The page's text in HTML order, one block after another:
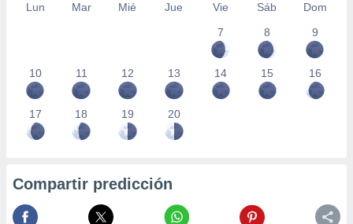
Lun Mar Mié Jue Vie Sáb
Dom
7
8 9
10 11 12 13 14 15 16
17 18 19 20
Compartir predicción